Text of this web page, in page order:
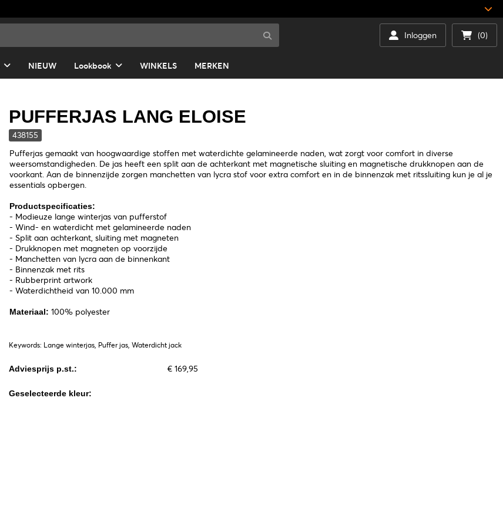
Inloggen (0)
NIEUW Lookbook WINKELS MERKEN
PUFFERJAS LANG ELOISE
438155
Pufferjas gemaakt van hoogwaardige stoffen met waterdichte gelamineerde naden, wat zorgt voor comfort in diverse
weersomstandigheden. De jas heeft een split aan de achterkant met magnetische sluiting en magnetische drukknopen aan de
voorkant. Aan de binnenzijde zorgen manchetten van lycra stof voor extra comfort en in de binnenzak met ritssluiting kun je al je
essentials opbergen.
Productspecificaties:
- Modieuze lange winterjas van pufferstof
- Wind- en waterdicht met gelamineerde naden
- Split aan achterkant, sluiting met magneten
- Drukknopen met magneten op voorzijde
- Manchetten van lycra aan de binnenkant
- Binnenzak met rits
- Rubberprint artwork
- Waterdichtheid van 10.000 mm
Materiaal: 100% polyester
Keywords: Lange winterjas, Puffer jas, Waterdicht jack
Adviesprijs p.st.: € 169,95
Geselecteerde kleur: